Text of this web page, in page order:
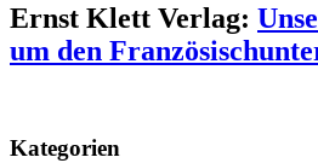
Ernst Klett Verlag:
um den
Kategorien